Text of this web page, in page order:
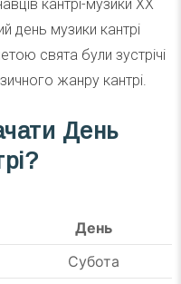
кантрі-музики XX
день музики кантрі
свята були зустрічі
жанру кантрі.
День
День
Субота